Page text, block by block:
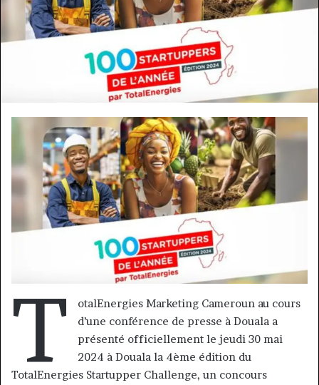
T
otalEnergies Marketing Cameroun au cours
d’une conférence de presse à Douala a
présenté officiellement le jeudi 30 mai
2024 à Douala la 4ème édition du
TotalEnergies Startupper Challenge, un concours